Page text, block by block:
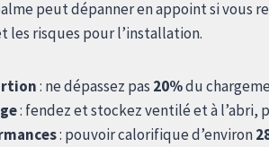
peut dépanner en appoint si vous
les risques pour l’installation.
: ne dépassez pas 20%du
: fendez et stockez ventilé et à l’abri,
: pouvoir calorifique d’environ